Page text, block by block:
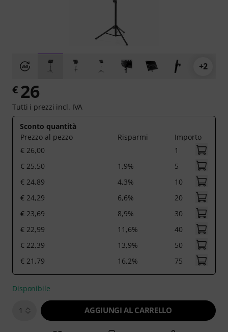
+2
€ 26
Tutti i prezzi incl. IVA
Sconto quantità
Prezzo al pezzo
Risparmi
Importo
€ 26,00
1
€ 25,50
1,9%
5
€ 24,89
4,3%
10
€ 24,29
6,6%
20
€ 23,69
8,9%
30
€ 22,99
11,6%
40
€ 22,39
13,9%
50
€ 21,79
16,2% 75
Disponibile
1 AGGIUNGI AL CARRELLO